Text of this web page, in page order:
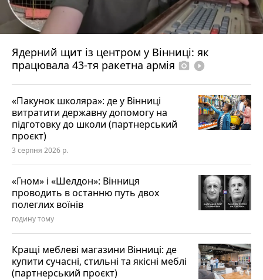
Ядерний щит із центром у Вінниці: як
працювала 43-тя ракетна армія photo_camera play_circle_filled
«Пакунок школяра»: де у Вінниці
витратити державну допомогу на
підготовку до школи (партнерський
проєкт)
3 серпня 2026 р.
«Гном» і «Шелдон»: Вінниця
проводить в останню путь двох
полеглих воїнів
годину тому
Кращі меблеві магазини Вінниці: де
купити сучасні, стильні та якісні меблі
(партнерський проєкт)